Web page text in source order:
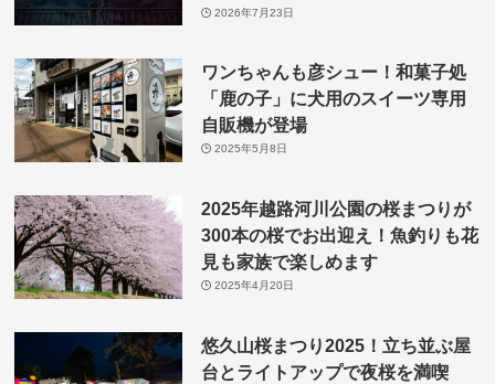
2026年7月23日
ワンちゃんも彦シュー！和菓子処
「鹿の子」に犬用のスイーツ専用
自販機が登場
2025年5月8日
2025年越路河川公園の桜まつりが
300本の桜でお出迎え！魚釣りも花
見も家族で楽しめます
2025年4月20日
悠久山桜まつり2025！立ち並ぶ屋
台とライトアップで夜桜を満喫